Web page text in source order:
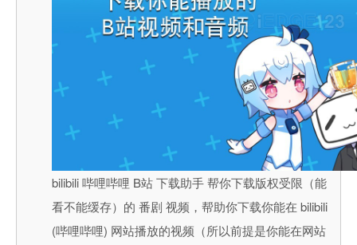
bilibili 哔哩哔哩 B站 下载助手 帮你下载版权受限（能
看不能缓存）的 番剧 视频，帮助你下载你能在 bilibili
(哔哩哔哩) 网站播放的视频（所以前提是你能在网站